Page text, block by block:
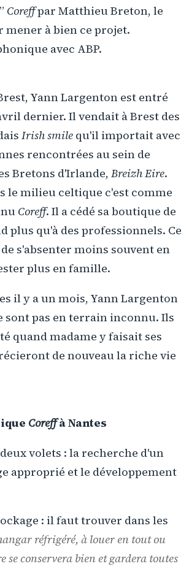
Coreffpar Matthieu Breton, le
à bien ce projet.
avec ABP.
Yann Largenton est entré
dernier. Il vendait à Brest des
Irish smile qu'il importait avec
rencontrées au sein de
Bretons d'Irlande, Breizh Eire.
le milieu celtique c'est comme
Coreff. Il a cédé sa boutique de
plus qu'à des professionnels. Ce
s'absenter moins souvent en
plus en famille.
il y a un mois, Yann Largenton
sont pas en terrain inconnu. Ils
quand madame y faisait ses
de nouveau la riche vie
Coreffà Nantes
volets : la recherche d'un
approprié et le développement
: il faut trouver dans les
réfrigéré, à louer en tout ou
se conservera bien et gardera toutes